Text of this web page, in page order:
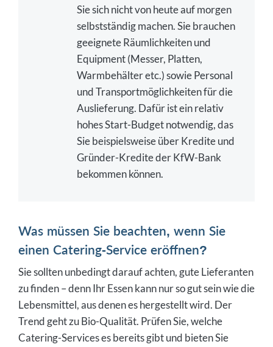
Sie sich nicht von heute auf morgen
selbstständig machen. Sie brauchen
geeignete Räumlichkeiten und
Equipment (Messer, Platten,
Warmbehälter etc.) sowie Personal
und Transportmöglichkeiten für die
Auslieferung. Dafür ist ein relativ
hohes Start-Budget notwendig, das
Sie beispielsweise über Kredite und
Gründer-Kredite der KfW-Bank
bekommen können.
Was müssen Sie beachten, wenn Sie
einen Catering-Service eröffnen?
Sie sollten unbedingt darauf achten, gute Lieferanten
zu finden – denn Ihr Essen kann nur so gut sein wie die
Lebensmittel, aus denen es hergestellt wird. Der
Trend geht zu Bio-Qualität. Prüfen Sie, welche
Catering-Services es bereits gibt und bieten Sie